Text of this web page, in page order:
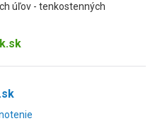
úľov - tenkostenných